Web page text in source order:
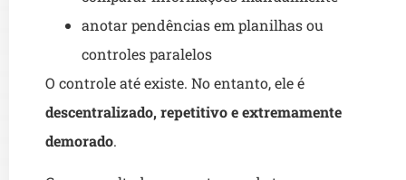
anotar pendências em planilhas ou
controles paralelos
O controle até existe. No entanto, ele é
descentralizado, repetitivo e extremamente
demorado.